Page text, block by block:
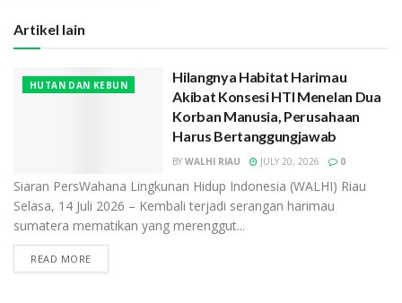
Artikel lain
HUTAN DAN KEBUN
Hilangnya Habitat Harimau
Akibat Konsesi HTI Menelan Dua
Korban Manusia, Perusahaan
Harus Bertanggungjawab
BY WALHI RIAU JULY 20, 2026 0
Siaran PersWahana Lingkunan Hidup Indonesia (WALHI) Riau
Selasa, 14 Juli 2026 – Kembali terjadi serangan harimau
sumatera mematikan yang merenggut...
READ MORE